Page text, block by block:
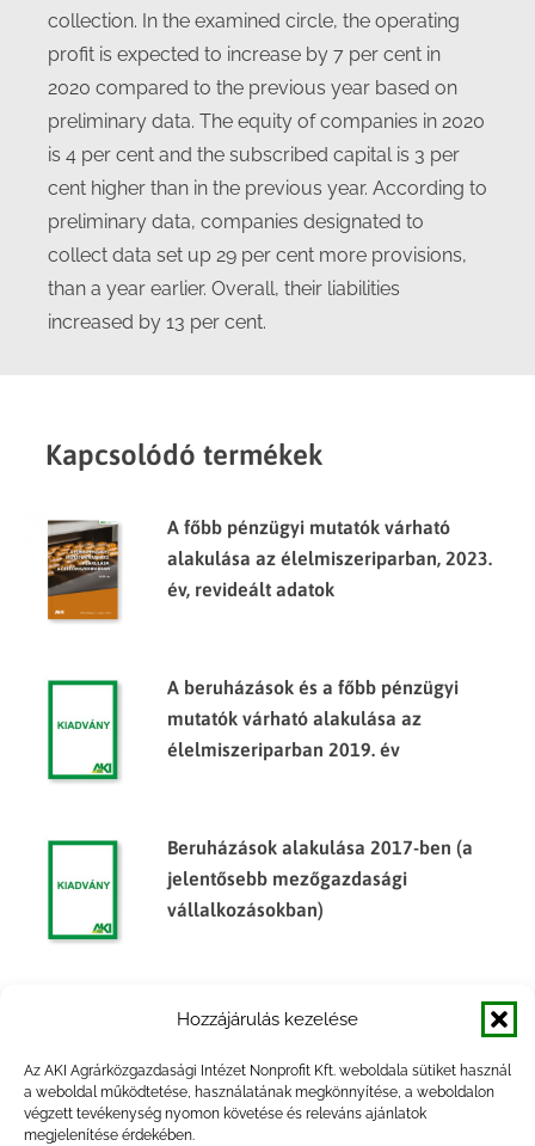
Hozzájárulás kezelése
Az AKI Agrárközgazdasági Intézet Nonprofit Kft. weboldala sütiket használ
a weboldal működtetése, használatának megkönnyítése, a weboldalon
végzett tevékenység nyomon követése és releváns ajánlatok
megjelenítése érdekében.
collection. In the examined circle, the operating
profit is expected to increase by 7 per cent in
2020 compared to the previous year based on
preliminary data. The equity of companies in 2020
is 4 per cent and the subscribed capital is 3 per
cent higher than in the previous year. According to
preliminary data, companies designated to
collect data set up 29 per cent more provisions,
than a year earlier. Overall, their liabilities
increased by 13 per cent.
Kapcsolódó termékek
A főbb pénzügyi mutatók várható
alakulása az élelmiszeriparban, 2023.
év, revideált adatok
A beruházások és a főbb pénzügyi
mutatók várható alakulása az
élelmiszeriparban 2019. év
Beruházások alakulása 2017-ben (a
jelentősebb mezőgazdasági
vállalkozásokban)
Egyes élelmiszeripari termékek